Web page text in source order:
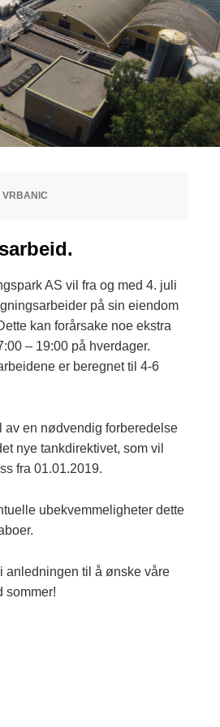
VRBANIC
AS vil fra og med 4. juli
på sin eiendom
kan forårsake noe ekstra
– 19:00 på hverdager.
er beregnet til 4-6
av en nødvendig forberedelse
nye tankdirektivet, som vil
fra 01.01.2019.
ubekvemmeligheter dette
anledningen til å ønske våre
sommer!